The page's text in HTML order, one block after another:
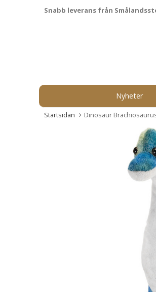
Snabb leverans från
Nyheter
Startsidan Dinosaur